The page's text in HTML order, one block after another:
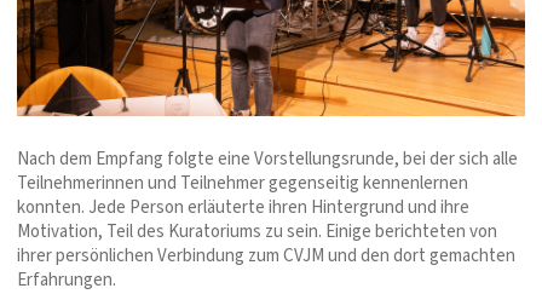
Nach dem Empfang folgte eine Vorstellungsrunde, bei der sich alle
Teilnehmerinnen und Teilnehmer gegenseitig kennenlernen
konnten. Jede Person erläuterte ihren Hintergrund und ihre
Motivation, Teil des Kuratoriums zu sein. Einige berichteten von
ihrer persönlichen Verbindung zum CVJM und den dort gemachten
Erfahrungen.